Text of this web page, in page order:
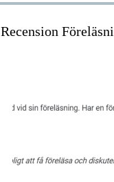
Recension